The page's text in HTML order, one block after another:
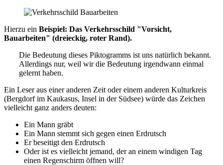
Hierzu ein Beispiel: Das Verkehrsschild "Vorsicht,
Bauarbeiten" (dreieckig, roter Rand).
Die Bedeutung dieses Piktogramms ist uns natürlich bekannt.
Allerdings nur, weil wir die Bedeutung irgendwann einmal
gelernt haben.
Ein Leser aus einer anderen Zeit oder einem anderen Kulturkreis
(Bergdorf im Kaukasus, Insel in der Südsee) würde das Zeichen
vielleicht ganz anders deuten:
Ein Mann gräbt
Ein Mann stemmt sich gegen einen Erdrutsch
Er beseitigt den Erdrutsch
Oder ist es vielleicht jemand, der an einem windigen Tag
einen Regenschirm öffnen will?